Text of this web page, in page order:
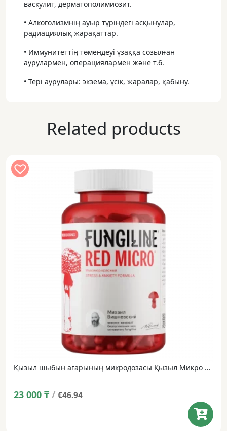
васкулит, дерматополимиозит.
• Алкоголизмнің ауыр түріндегі асқынулар,
радиациялық жарақаттар.
• Иммунитеттің төмендеуі ұзаққа созылған
аурулармен, операциялармен және т.б.
• Тері аурулары: экзема, үсік, жаралар, қабыну.
Related products
Қызыл шыбын агарының микродозасы Қызыл Микро ЖАҢА ФОРМУЛА • 120 капсулалар
23 000 ₸ / €46.94